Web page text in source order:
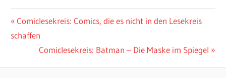
Beitragsnavigation
Vorheriger
Beitrag:
Comiclesekreis: Comics, die es nicht in den Lesekreis
schaffen
Nächster
Comiclesekreis: Batman – Die Maske im Spiegel